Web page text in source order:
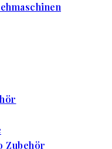
Zubehör